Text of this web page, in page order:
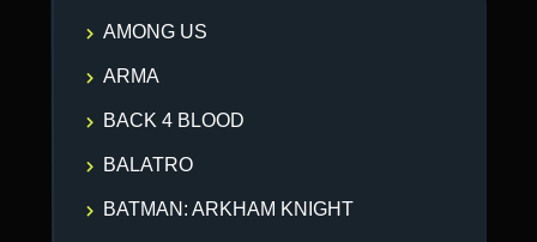
AMONG US
ARMA
BACK 4 BLOOD
BALATRO
BATMAN: ARKHAM KNIGHT